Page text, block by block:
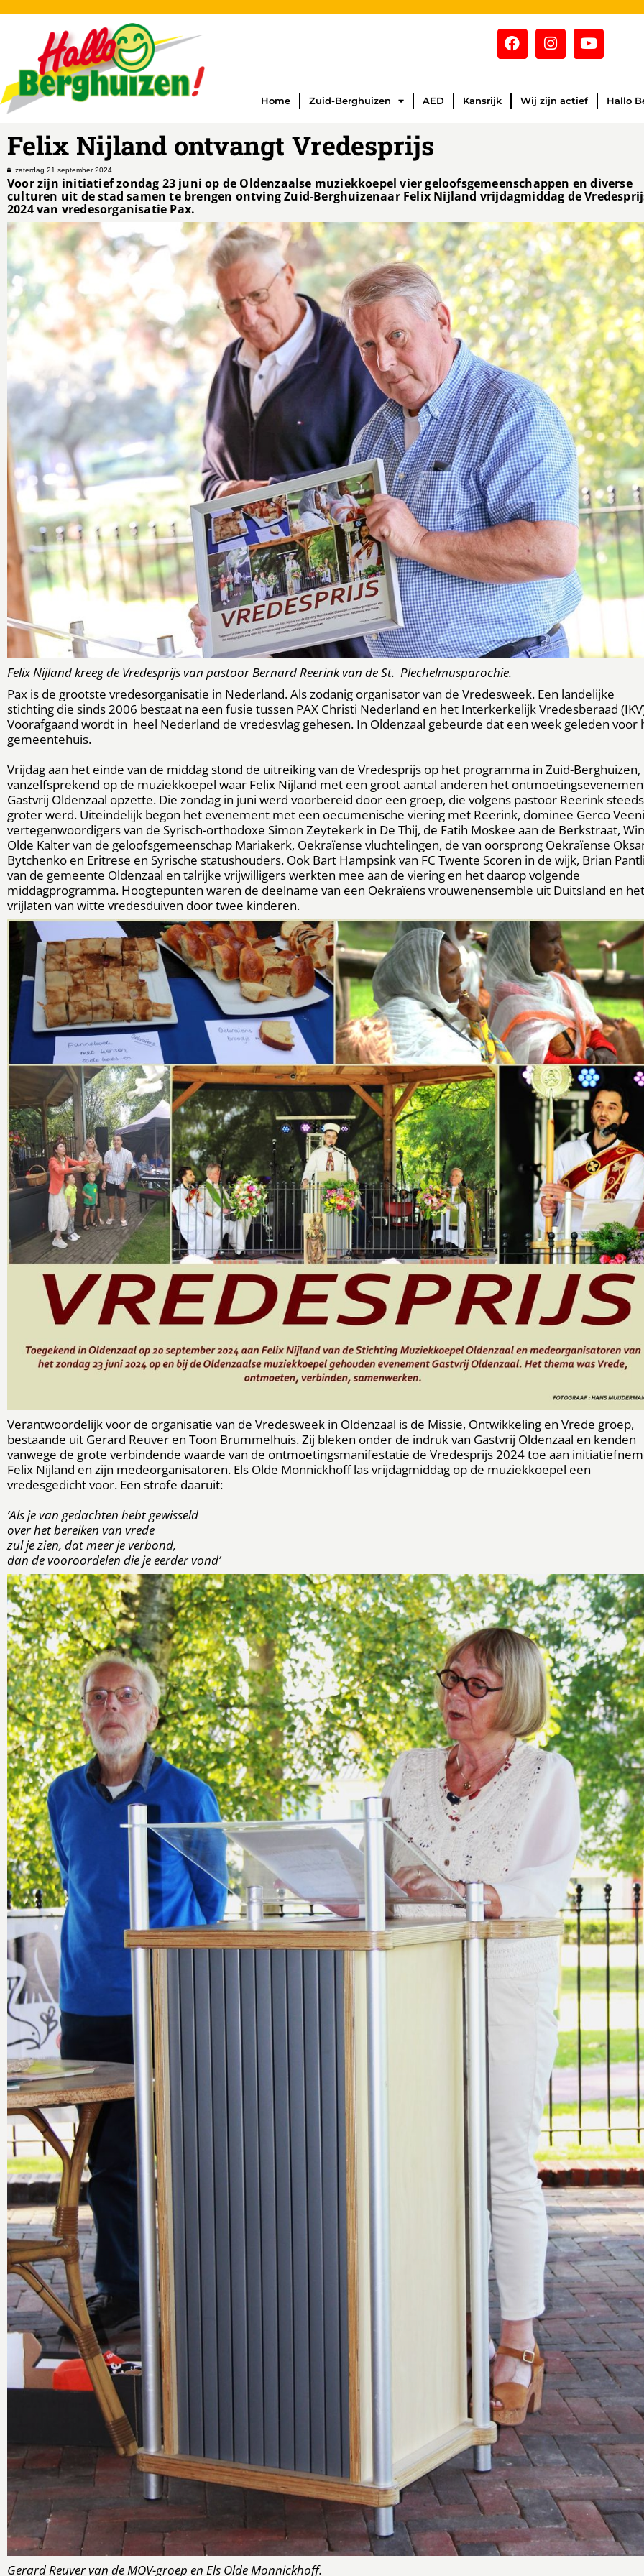
Home Zuid-Berghuizen AED Kansrijk Wij zijn actief Hallo
Felix Nijland ontvangt Vredesprijs
zaterdag 21 september 2024
Voor zijn initiatief zondag 23 juni op de Oldenzaalse muziekkoepel vier geloofsgemeenschappen en diverse
culturen uit de stad samen te brengen ontving Zuid-Berghuizenaar Felix Nijland vrijdagmiddag de
2024 van vredesorganisatie Pax.
Felix Nijland kreeg de Vredesprijs van pastoor Bernard Reerink van de St. Plechelmusparochie.
Pax is de grootste vredesorganisatie in Nederland. Als zodanig organisator van de Vredesweek. Een landelijke
stichting die sinds 2006 bestaat na een fusie tussen PAX Christi Nederland en het Interkerkelijk Vredesberaad
Voorafgaand wordt in heel Nederland de vredesvlag gehesen. In Oldenzaal gebeurde dat een week geleden voor
gemeentehuis.
Vrijdag aan het einde van de middag stond de uitreiking van de Vredesprijs op het programma in Zuid-Berghuizen,
vanzelfsprekend op de muziekkoepel waar Felix Nijland met een groot aantal anderen het
Gastvrij Oldenzaal opzette. Die zondag in juni werd voorbereid door een groep, die volgens pastoor Reerink steeds
groter werd. Uiteindelijk begon het evenement met een oecumenische viering met Reerink, dominee Gerco
vertegenwoordigers van de Syrisch-orthodoxe Simon Zeytekerk in De Thij, de Fatih Moskee aan de Berkstraat,
Olde Kalter van de geloofsgemeenschap Mariakerk, Oekraïense vluchtelingen, de van oorsprong Oekraïense
Bytchenko en Eritrese en Syrische statushouders. Ook Bart Hampsink van FC Twente Scoren in de wijk, Brian
van de gemeente Oldenzaal en talrijke vrijwilligers werkten mee aan de viering en het daarop volgende
middagprogramma. Hoogtepunten waren de deelname van een Oekraïens vrouwenensemble uit Duitsland en het
vrijlaten van witte vredesduiven door twee kinderen.
Verantwoordelijk voor de organisatie van de Vredesweek in Oldenzaal is de Missie, Ontwikkeling en Vrede groep,
bestaande uit Gerard Reuver en Toon Brummelhuis. Zij bleken onder de indruk van Gastvrij Oldenzaal en kenden
vanwege de grote verbindende waarde van de ontmoetingsmanifestatie de Vredesprijs 2024 toe aan
Felix Nijland en zijn medeorganisatoren. Els Olde Monnickhoff las vrijdagmiddag op de muziekkoepel een
vredesgedicht voor. Een strofe daaruit:
‘Als je van gedachten hebt gewisseld
over het bereiken van vrede
zul je zien, dat meer je verbond,
dan de vooroordelen die je eerder vond’
Gerard Reuver van de MOV-groep en Els Olde Monnickhoff.